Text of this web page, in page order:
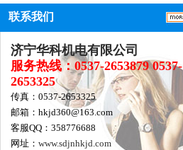
联系我们
济宁华科机电有限公司
服务热线：0537-2653879 0537-
2653325
传真：0537-2653325
邮箱：hkjd360@163.com
客服QQ：358776688
网址： www.sdjnhkjd.com